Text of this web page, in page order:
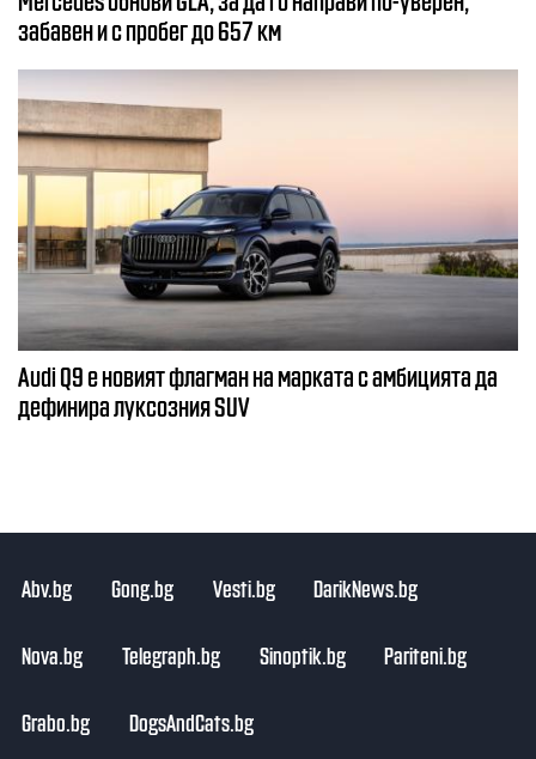
забавен и с пробег до 657 км
Audi Q9 е новият флагман на марката с амбицията да
дефинира луксозния SUV
Abv.bg Gong.bg Vesti.bg DarikNews.bg
Nova.bg Telegraph.bg Sinoptik.bg Pariteni.bg
Grabo.bg DogsAndCats.bg